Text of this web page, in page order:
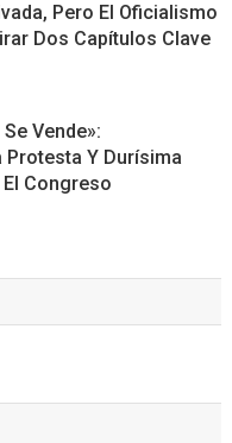
Pero El Oficialismo
Dos Capítulos Clave
Vende»:
Protesta Y Durísima
El Congreso